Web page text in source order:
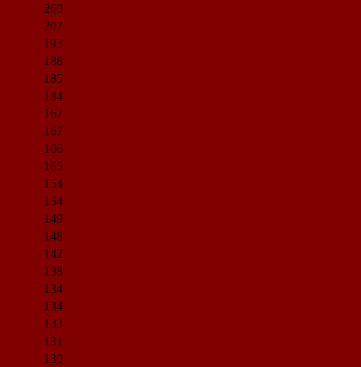
260
207
193
188
185
184
167
167
166
165
154
154
149
148
142
138
134
134
133
131
130